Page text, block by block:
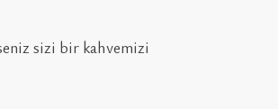
sizi bir kahvemizi